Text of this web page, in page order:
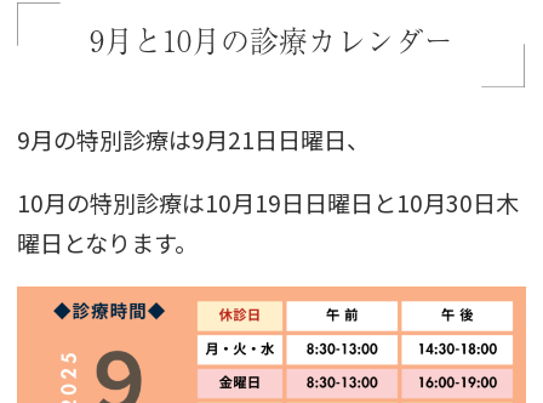
9月と10月の診療カレンダー
9月の特別診療は9月21日日曜日、
10月の特別診療は10月19日日曜日と10月30日木
曜日となります。